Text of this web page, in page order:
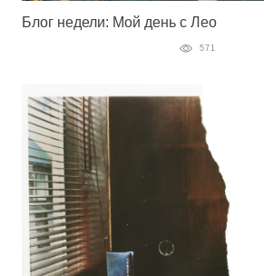
Блог недели: Мой день с Лео
571